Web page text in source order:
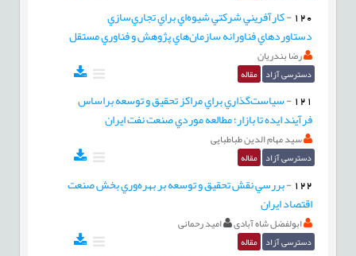
120
-کارآفريني شرکتي شيوه‌اي براي تجاري‌سازي
دستاوردهاي فناورانه سازمان‌هاي پژوهش و فناوري مستقل
رضا بندريان
دسترسی آزاد مقاله
121
-سياست‌گذاري براي مراكز تحقيق و توسعه براساس
فرآيند ايده تا بازار؛ مطالعه موردي صنعت نفت ايران
سید مهام الدین طباطبایی
دسترسی آزاد مقاله
122
-بررسي نقش تحقيق و توسعه بر بهره‌وري بخش صنعت
اقتصاد ايران
ابولفضل شاه آبادی امید رحمانی
دسترسی آزاد مقاله